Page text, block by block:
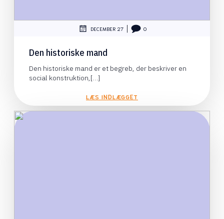
DECEMBER 27 0
Den historiske mand
Den historiske mand er et begreb, der beskriver en
social konstruktion,[…]
LÆS INDLÆGGET